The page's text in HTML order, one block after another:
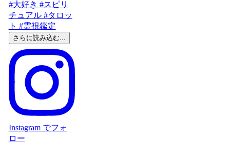
さらに読み込む...
Instagram でフォ
ロー